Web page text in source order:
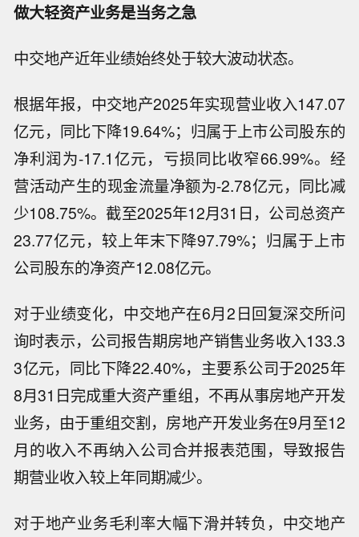
做大轻资产业务是当务之急
中交地产近年业绩始终处于较大波动状态。
根据年报，中交地产2025年实现营业收入147.07
亿元，同比下降19.64%；归属于上市公司股东的
净利润为-17.1亿元，亏损同比收窄66.99%。经
营活动产生的现金流量净额为-2.78亿元，同比减
少108.75%。截至2025年12月31日，公司总资产
23.77亿元，较上年末下降97.79%；归属于上市
公司股东的净资产12.08亿元。
对于业绩变化，中交地产在6月2日回复深交所问
询时表示，公司报告期房地产销售业务收入133.3
3亿元，同比下降22.40%，主要系公司于2025年
8月31日完成重大资产重组，不再从事房地产开发
业务，由于重组交割，房地产开发业务在9月至12
月的收入不再纳入公司合并报表范围，导致报告
期营业收入较上年同期减少。
对于地产业务毛利率大幅下滑并转负，中交地产